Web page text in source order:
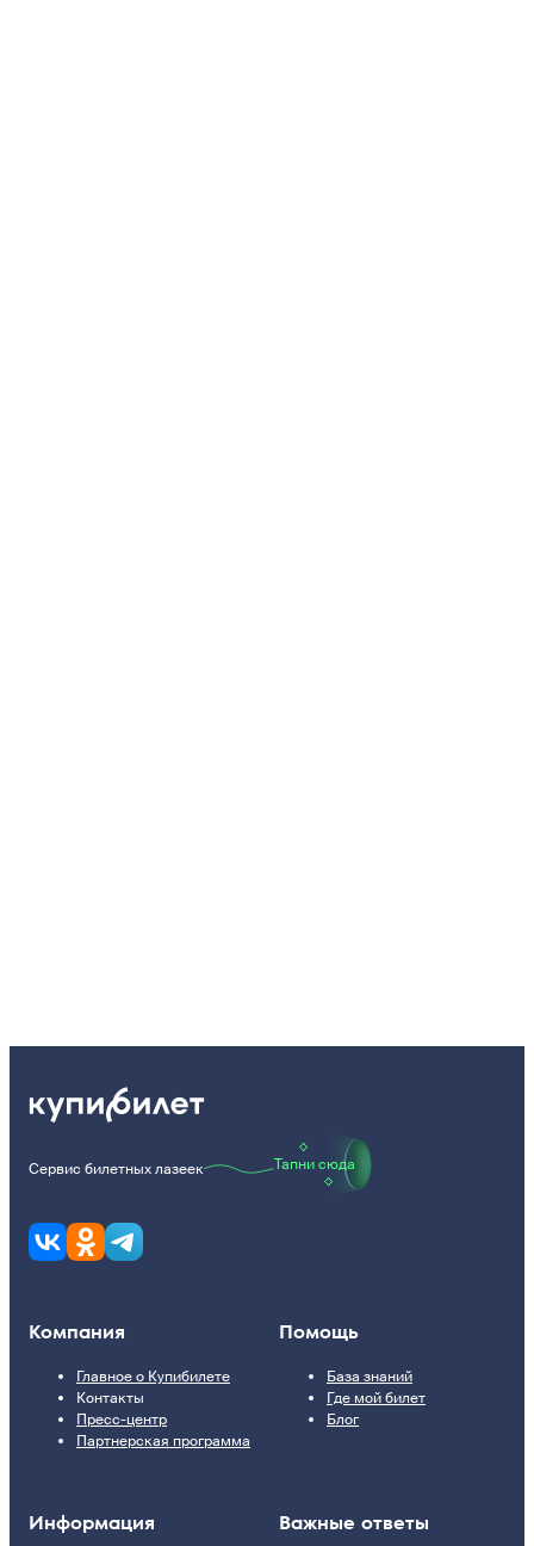
Сервис билетных лазеек Тапни сюда
Компания
Главное о Купибилете
Контакты
Пресс-центр
Партнерская программа
Помощь
База знаний
Где мой билет
Блог
Информация Важные ответы